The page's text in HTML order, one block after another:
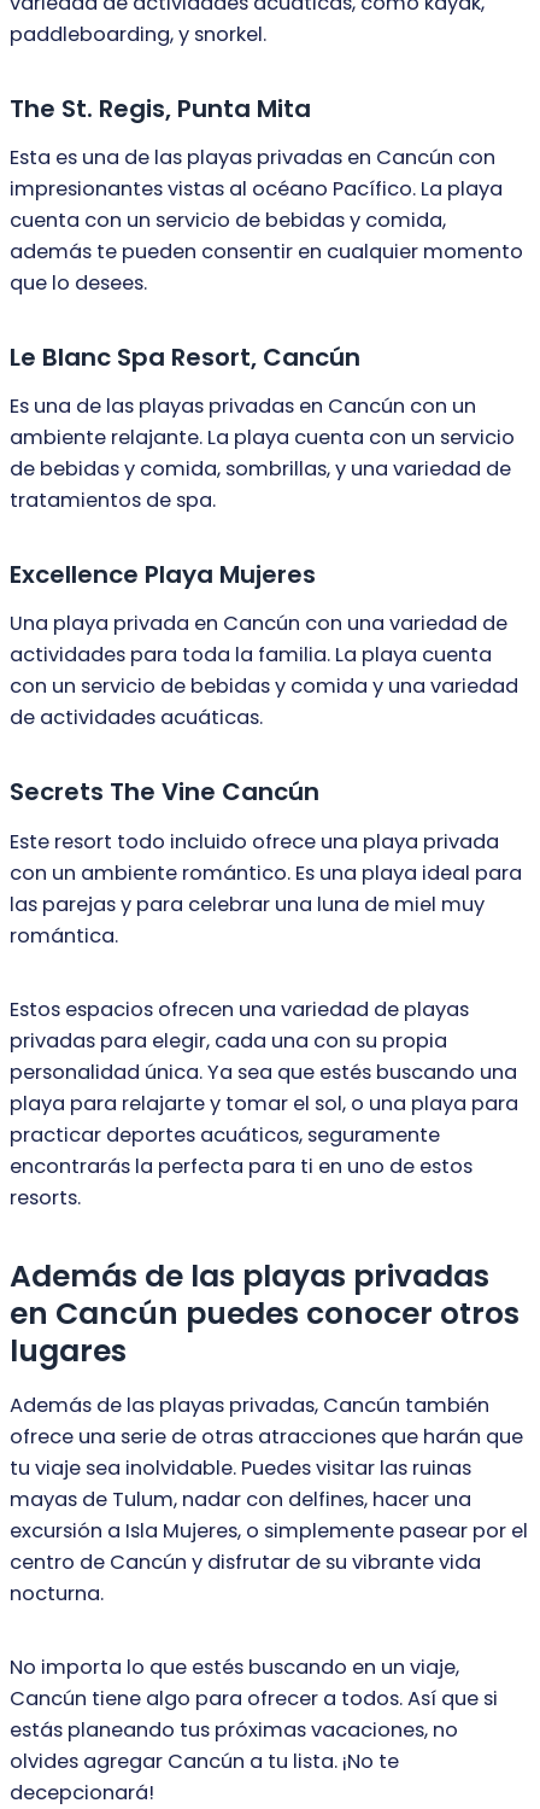
paddleboarding, y snorkel.
The St. Regis, Punta Mita
Esta es una de las playas privadas en Cancún con
impresionantes vistas al océano Pacífico. La playa
cuenta con un servicio de bebidas y comida,
además te pueden consentir en cualquier momento
que lo desees.
Le Blanc Spa Resort, Cancún
Es una de las playas privadas en Cancún con un
ambiente relajante. La playa cuenta con un servicio
de bebidas y comida, sombrillas, y una variedad de
tratamientos de spa.
Excellence Playa Mujeres
Una playa privada en Cancún con una variedad de
actividades para toda la familia. La playa cuenta
con un servicio de bebidas y comida y una variedad
de actividades acuáticas.
Secrets The Vine Cancún
Este resort todo incluido ofrece una playa privada
con un ambiente romántico. Es una playa ideal para
las parejas y para celebrar una luna de miel muy
romántica.
Estos espacios ofrecen una variedad de playas
privadas para elegir, cada una con su propia
personalidad única. Ya sea que estés buscando una
playa para relajarte y tomar el sol, o una playa para
practicar deportes acuáticos, seguramente
encontrarás la perfecta para ti en uno de estos
resorts.
Además de las playas privadas
en Cancún puedes conocer otros
lugares
Además de las playas privadas, Cancún también
ofrece una serie de otras atracciones que harán que
tu viaje sea inolvidable. Puedes visitar las ruinas
mayas de Tulum, nadar con delfines, hacer una
excursión a Isla Mujeres, o simplemente pasear por el
centro de Cancún y disfrutar de su vibrante vida
nocturna.
No importa lo que estés buscando en un viaje,
Cancún tiene algo para ofrecer a todos. Así que si
estás planeando tus próximas vacaciones, no
olvides agregar Cancún a tu lista. ¡No te
decepcionará!